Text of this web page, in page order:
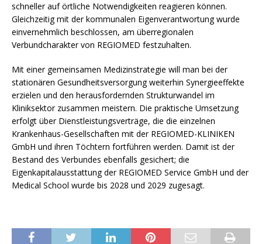
schneller auf örtliche Notwendigkeiten reagieren können.
Gleichzeitig mit der kommunalen Eigenverantwortung wurde
einvernehmlich beschlossen, am überregionalen
Verbundcharakter von REGIOMED festzuhalten.
Mit einer gemeinsamen Medizinstrategie will man bei der
stationären Gesundheitsversorgung weiterhin Synergieeffekte
erzielen und den herausfordernden Strukturwandel im
Kliniksektor zusammen meistern. Die praktische Umsetzung
erfolgt über Dienstleistungsverträge, die die einzelnen
Krankenhaus-Gesellschaften mit der REGIOMED-KLINIKEN
GmbH und ihren Töchtern fortführen werden. Damit ist der
Bestand des Verbundes ebenfalls gesichert; die
Eigenkapitalausstattung der REGIOMED Service GmbH und der
Medical School wurde bis 2028 und 2029 zugesagt.